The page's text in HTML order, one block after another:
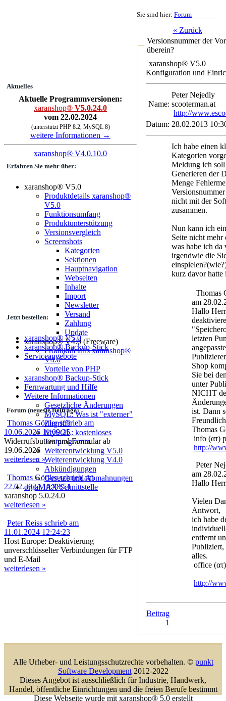
Aktuelles
Aktuelle Programmversionen:
xaranshop® V5.0.24.0
vom 22.02.2024
(unterstützt PHP 8.2, MySQL 8)
weitere Informationen →
xaranshop® V4.0.10.0
Erfahren Sie mehr über:
xaranshop® V5.0
Produktdetails xaranshop®
V5.0
Funktionsumfang
Produktunterstützung
Versionsvergleich
Screenshots
Kategorien
Sektionen
Hauptnavigation
Webseiten
Inhalte
Import
Newsletter
Versand
Zahlung
Update
xaranshop® V4.0 (Freeware)
Produktdetails xaranshop®
V4.0
Vorteile von PHP
xaranshop® Backup-Stick
Fernwartung und Hilfe
Weitere Informationen
Gesetzliche Änderungen
MySQL: Was ist "externer"
Zugriff?
MySQL: kostenloses
Testprogramm
Weiterentwicklung V5.0
Weiterentwicklung V4.0
Abkündigungen
Gesetze und Abmahnungen
orgaMAX Schnittstelle
Jetzt bestellen:
xaranshop® V5.0
xaranshop® Backup-Stick
Serviceangebote
Forum (neueste Beiträge)
Thomas Görtler schrieb am
10.06.2026 11:00:25
Widerrufsbutton und Formular ab
19.06.2026
weiterlesen »
Thomas Görtler schrieb am
22.02.2024 10:48:54
xaranshop 5.0.24.0
weiterlesen »
Peter Reiss schrieb am
11.01.2024 12:24:23
Host Europe: Deaktivierung
unverschlüsselter Verbindungen für FTP
und E-Mail
weiterlesen »
Sie sind hier: Forum
« Zurück
Versionsnummer der
überein?
xaranshop® V5.0
Konfiguration und
Name:
Peter
scooterman.at
http://
Datum: 28.02.2013
Ich habe einen
Kategorien
Meldung ich
Generieren der
Menge
nicht mit der
zusammen.
Nun kann ich
Seite nicht
was habe ich da
irgendwie die
kurz davor hatte
Thomas
am
Hallo
letzten
Shop
Sie bei
unter
NICHT
ist. Dann
Thomas
info (ατ)
http://
Peter
am
Hallo
Vielen
Antwort,
ich habe
entfernt
alles.
office
http://
Beitrag
1
Alle Urheber- und Leistungsschutzrechte vorbehalten. © punkt
Software Development2012-2022
Dieses Angebot ist ausschließlich für Industrie, Handwerk,
Handel, öffentliche Einrichtungen und die freien Berufe bestimmt
Diese Webseite wurde mit xaranshop® 5.0 erstellt